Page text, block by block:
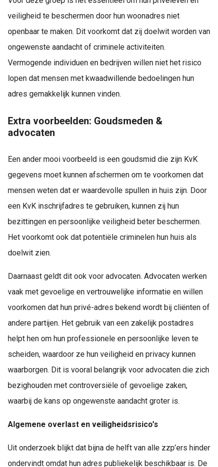
veiligheid te beschermen door hun woonadres niet
openbaar te maken. Dit voorkomt dat zij doelwit worden van
ongewenste aandacht of criminele activiteiten.
Vermogende individuen en bedrijven willen niet het risico
lopen dat mensen met kwaadwillende bedoelingen hun
adres gemakkelijk kunnen vinden.
Extra voorbeelden: Goudsmeden &
advocaten
Een ander mooi voorbeeld is een goudsmid die zijn KvK
gegevens moet kunnen afschermen om te voorkomen dat
mensen weten dat er waardevolle spullen in huis zijn. Door
een KvK inschrijfadres te gebruiken, kunnen zij hun
bezittingen en persoonlijke veiligheid beter beschermen.
Het voorkomt ook dat potentiële criminelen hun huis als
doelwit zien.
Daarnaast geldt dit ook voor advocaten. Advocaten werken
vaak met gevoelige en vertrouwelijke informatie en willen
voorkomen dat hun privé-adres bekend wordt bij cliënten of
andere partijen. Het gebruik van een zakelijk postadres
helpt hen om hun professionele en persoonlijke leven te
scheiden, waardoor ze hun veiligheid en privacy kunnen
waarborgen. Dit is vooral belangrijk voor advocaten die zich
bezighouden met controversiële of gevoelige zaken,
waarbij de kans op ongewenste aandacht groter is.
Algemene overlast en veiligheidsrisico's
Uit onderzoek blijkt dat bijna de helft van alle zzp’ers hinder
ondervindt omdat hun adres publiekelijk beschikbaar is. De